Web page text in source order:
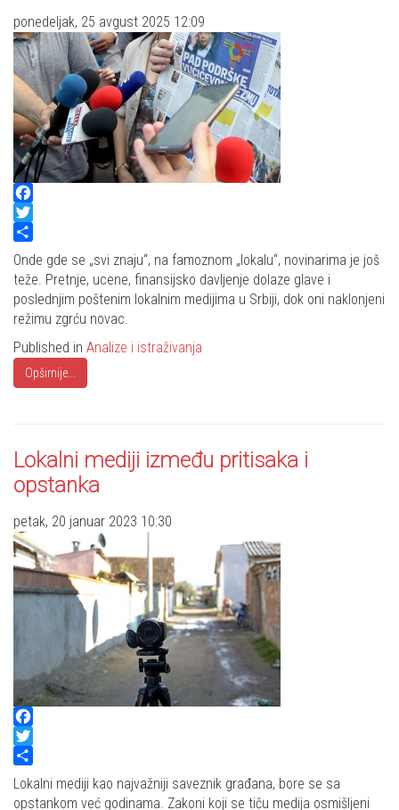
ponedeljak, 25 avgust 2025 12:09
Facebook
Twitter
Share
Onde gde se „svi znaju“, na famoznom „lokalu“, novinarima je još
teže. Pretnje, ucene, finansijsko davljenje dolaze glave i
poslednjim poštenim lokalnim medijima u Srbiji, dok oni naklonjeni
režimu zgrću novac.
Published in Analize i istraživanja
Opširnije...
Lokalni mediji između pritisaka i
opstanka
petak, 20 januar 2023 10:30
Facebook
Twitter
Share
Lokalni mediji kao najvažniji saveznik građana, bore se sa
opstankom već godinama. Zakoni koji se tiču medija osmišljeni